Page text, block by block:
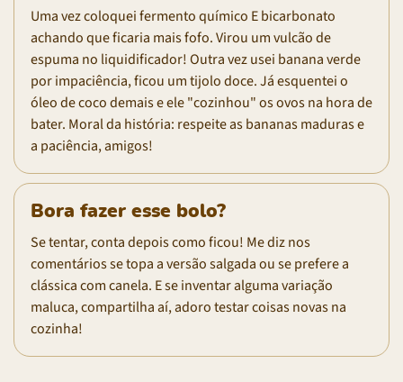
Uma vez coloquei fermento químico E bicarbonato
achando que ficaria mais fofo. Virou um vulcão de
espuma no liquidificador! Outra vez usei banana verde
por impaciência, ficou um tijolo doce. Já esquentei o
óleo de coco demais e ele "cozinhou" os ovos na hora de
bater. Moral da história: respeite as bananas maduras e
a paciência, amigos!
Bora fazer esse bolo?
Se tentar, conta depois como ficou! Me diz nos
comentários se topa a versão salgada ou se prefere a
clássica com canela. E se inventar alguma variação
maluca, compartilha aí, adoro testar coisas novas na
cozinha!